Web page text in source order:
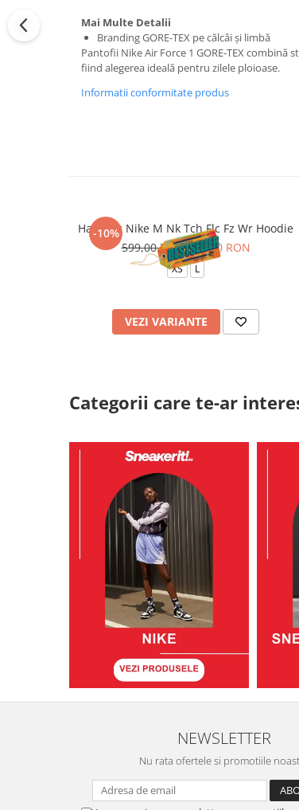
Mai Multe Detalii
Branding GORE-TEX pe călcâi și limbă
Pantofii Nike Air Force 1 GORE-TEX
fiind alegerea ideală pentru zilele ploioase.
Informatii conformitate produs
-10%
Hanorac Nike M Nk Tch Flc Fz Wr Hoodie
599,00 RON539,00 RON
XS L
VEZI VARIANTE
Categorii care te-ar
NEWSLETTER
Nu rata ofertele si promotiile